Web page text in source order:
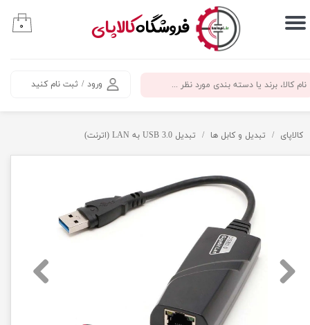
​فروشگاهکالاپای
ورود / ثبت نام کنید
حساب کاربری من
سفارشات
۰
کالاپای تبدیل و کابل ها تبدیل USB 3.0 به LAN (اترنت)